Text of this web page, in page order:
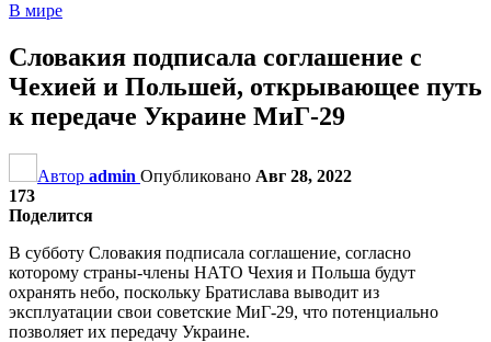
В мире
Словакия подписала соглашение с
Чехией и Польшей, открывающее путь
к передаче Украине МиГ-29
Автор admin Опубликовано Авг 28, 2022
173
Поделится
В субботу Словакия подписала соглашение, согласно
которому страны-члены НАТО Чехия и Польша будут
охранять небо, поскольку Братислава выводит из
эксплуатации свои советские МиГ-29, что потенциально
позволяет их передачу Украине.